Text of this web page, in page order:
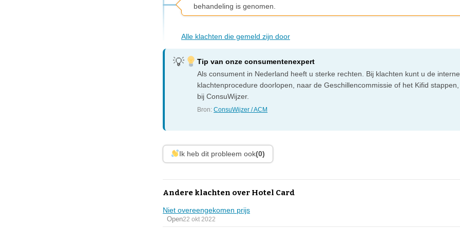
behandeling is genomen.
Alle klachten die gemeld zijn door
Tip van onze consumentenexpert
Als consument in Nederland heeft u sterke rechten. Bij klachten kunt u de interne
klachtenprocedure doorlopen, naar de Geschillencommissie of het Kifid
bij ConsuWijzer.
Bron:ConsuWijzer / ACM
Ik heb dit probleem ook(0)
Andere klachten over Hotel Card
Niet overeengekomen prijs
Open22 okt 2022